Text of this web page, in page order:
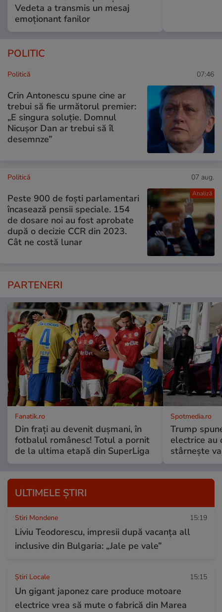
Vedeta a transmis un mesaj
emoționant fanilor
POLITIC
Politică 07:46
Crin Antonescu spune cine ar
trebui să fie următorul premier:
„E singura soluție. Domnul
Nicușor Dan ar trebui să îl
desemnze”
Analiză
Politică 07 aug.
Peste 900 de foști parlamentari
încasează pensii speciale. 154
de dosare noi au fost aprobate
după o decizie CCR din 2023.
Cât ne costă lunar
PARTENERI
Fanatik.ro
Din frați au devenit dușmani, în
fotbalul românesc! Totul a pornit
de la ultima etapă din SuperLiga
Spotmedia.ro
Trump
electrice au
stârnește
ULTIMELE ȘTIRI
Stiri Mondene 15:19
Liviu Teodorescu, impresii după vacanța all
inclusive din Bulgaria: „Jale pe vale”
Știri Locale 15:15
Un gigant japonez care produce motoare
electrice vrea să mute o fabrică din Marea